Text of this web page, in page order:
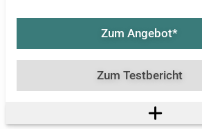
von bis zu 900 Grad Celsius
Grillzone auch gerne "Sear"- oder
mit starken Röstaromen, während
Zum Testbericht
Zum Angebot*